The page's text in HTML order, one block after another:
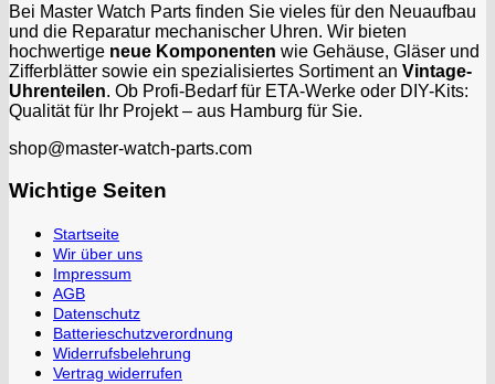
Bei Master Watch Parts finden Sie vieles für den Neuaufbau
und die Reparatur mechanischer Uhren. Wir bieten
hochwertige neue Komponenten wie Gehäuse, Gläser und
Zifferblätter sowie ein spezialisiertes Sortiment an Vintage-
Uhrenteilen. Ob Profi-Bedarf für ETA-Werke oder DIY-Kits:
Qualität für Ihr Projekt – aus Hamburg für Sie.
shop@master-watch-parts.com
Wichtige Seiten
Startseite
Wir über uns
Impressum
AGB
Datenschutz
Batterieschutzverordnung
Widerrufsbelehrung
Vertrag widerrufen